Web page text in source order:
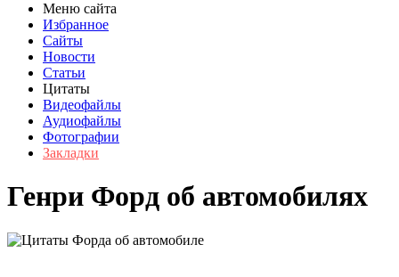
Меню сайта
Избранное
Сайты
Новости
Статьи
Цитаты
Видеофайлы
Аудиофайлы
Фотографии
Закладки
Генри Форд об автомобилях